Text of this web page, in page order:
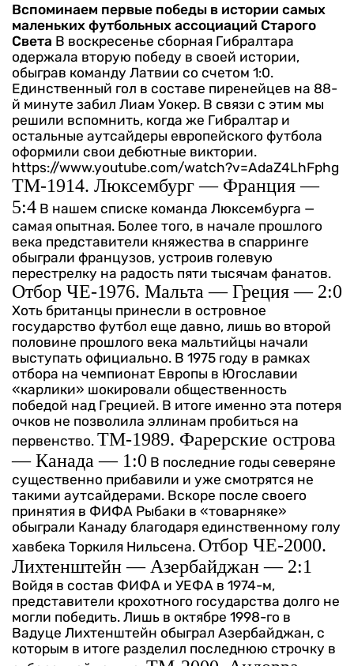
Вспоминаем первые победы в истории самых
маленьких футбольных ассоциаций Старого
Света В воскресенье сборная Гибралтара
одержала вторую победу в своей истории,
обыграв команду Латвии со счетом 1:0.
Единственный гол в составе пиренейцев на 88-
й минуте забил Лиам Уокер. В связи с этим мы
решили вспомнить, когда же Гибралтар и
остальные аутсайдеры европейского футбола
оформили свои дебютные виктории.
https://www.youtube.com/watch?v=AdaZ4LhFphg
ТМ-1914. Люксембург — Франция —
5:4 В нашем списке команда Люксембурга —
самая опытная. Более того, в начале прошлого
века представители княжества в спарринге
обыграли французов, устроив голевую
перестрелку на радость пяти тысячам фанатов.
Отбор ЧЕ-1976. Мальта — Греция — 2:0
Хоть британцы принесли в островное
государство футбол еще давно, лишь во второй
половине прошлого века мальтийцы начали
выступать официально. В 1975 году в рамках
отбора на чемпионат Европы в Югославии
«карлики» шокировали общественность
победой над Грецией. В итоге именно эта потеря
очков не позволила эллинам пробиться на
первенство. ТМ-1989. Фарерские острова
— Канада — 1:0 В последние годы северяне
существенно прибавили и уже смотрятся не
такими аутсайдерами. Вскоре после своего
принятия в ФИФА Рыбаки в «товарняке»
обыграли Канаду благодаря единственному голу
хавбека Торкиля Нильсена. Отбор ЧЕ-2000.
Лихтенштейн — Азербайджан — 2:1
Войдя в состав ФИФА и УЕФА в 1974-м,
представители крохотного государства долго не
могли победить. Лишь в октябре 1998-го в
Вадуце Лихтенштейн обыграл Азербайджан, с
которым в итоге разделил последнюю строчку в